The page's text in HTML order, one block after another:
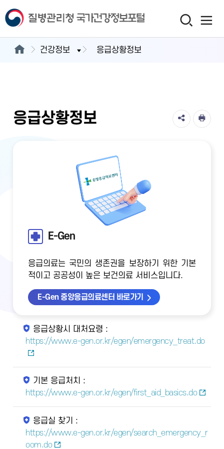
건강정보 응급상황정보
응급상황정보
E-Gen
응급의료는 국민의 생존권을 보장하기 위한 기본
적이고 공공성이 높은 보건의료 서비스입니다.
E-Gen 중앙응급의료센터 바로가기
응급상황시 대처요령 :
https://www.e-gen.or.kr/egen/emergency_treat.do
기본 응급처치 :
https://www.e-gen.or.kr/egen/first_aid_basics.do
응급실 찾기 :
https://www.e-gen.or.kr/egen/search_emergency_r
oom.do